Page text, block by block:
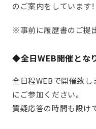
のご案内をしています！
※事前に履歴書のご提
◆全日WEB開催とな
全日程WEBで開催致し
にご参加ください。
質疑応答の時間も設け